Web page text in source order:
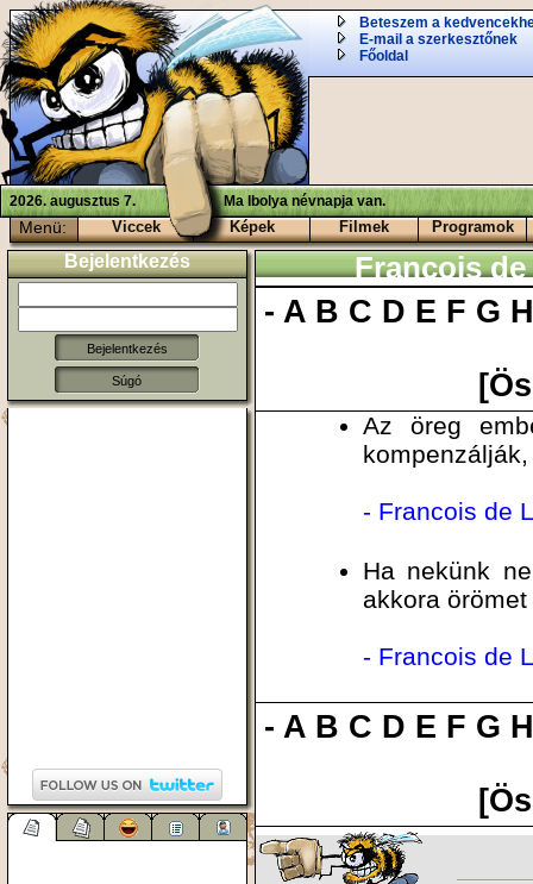
Beteszem a
E-mail a szerkesztőnek
Főoldal
2026. augusztus 7. Ma Ibolya névnapja van.
Menü: Viccek Képek Filmek Programok
Bejelentkezés
Súgó
Francois
-A B C D E F G
Az öreg
- Francois de
Ha nekünk
akkora
- Francois de
-A B C D E F G